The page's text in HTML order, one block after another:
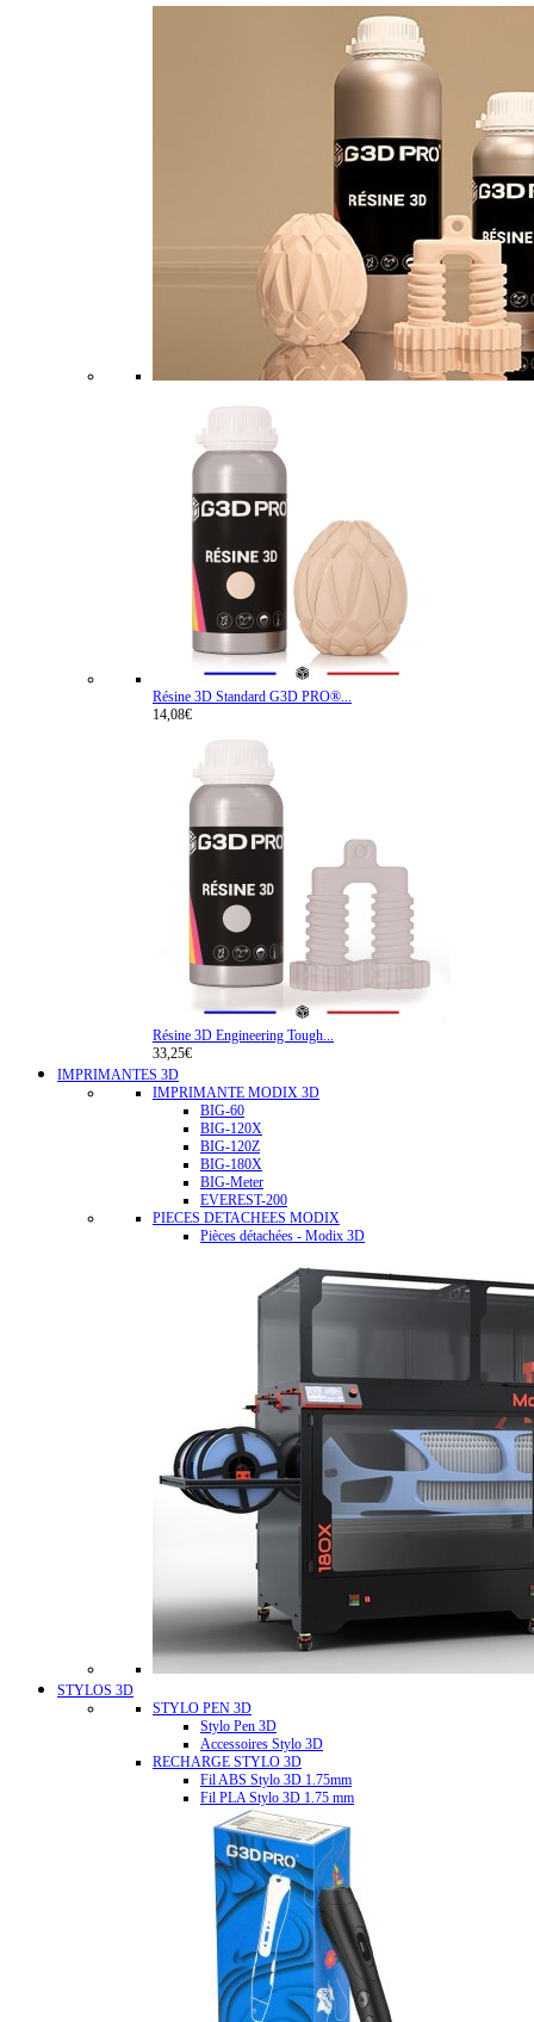
Résine 3D Standard G3D PRO®...
14,08€
Résine 3D Engineering Tough...
33,25€
IMPRIMANTES 3D
IMPRIMANTE MODIX 3D
BIG-60
BIG-120X
BIG-120Z
BIG-180X
BIG-Meter
EVEREST-200
PIECES DETACHEES MODIX
Pièces détachées - Modix 3D
STYLOS 3D
STYLO PEN 3D
Stylo Pen 3D
Accessoires Stylo 3D
RECHARGE STYLO 3D
Fil ABS Stylo 3D 1.75mm
Fil PLA Stylo 3D 1.75 mm